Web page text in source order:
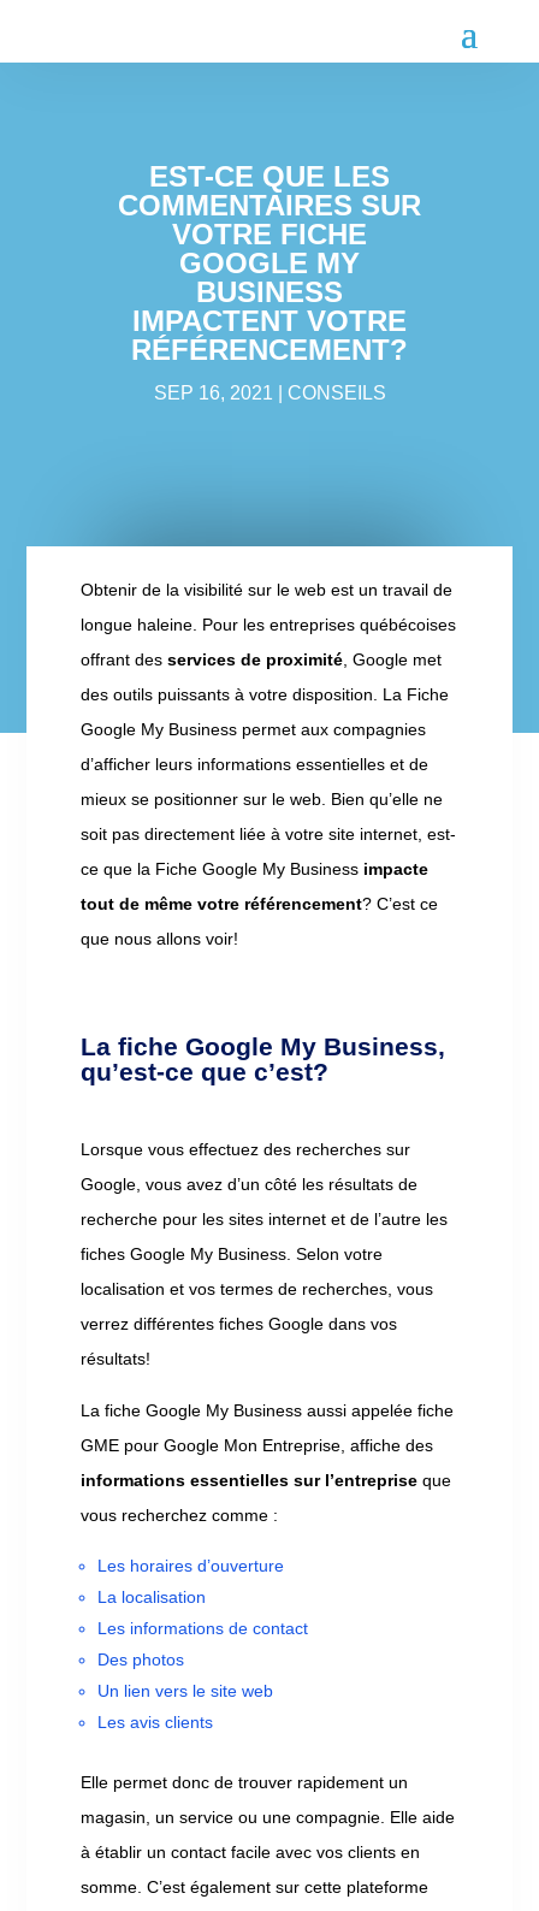
EST-CE QUE LES
COMMENTAIRES SUR
VOTRE FICHE
GOOGLE MY
BUSINESS
IMPACTENT VOTRE
RÉFÉRENCEMENT?
SEP 16, 2021 CONSEILS
Obtenir de la visibilité sur le web est un travail de
longue haleine. Pour les entreprises québécoises
offrant desservices de proximité, Google met
des outils puissants à votre disposition. La Fiche
Google My Business permet aux compagnies
d’afficher leurs informations essentielles et de
mieux se positionner sur le web. Bien qu’elle ne
soit pas directement liée à votre site internet, est-
ce que la Fiche Google My Business impacte
tout de même votre référencement? C’est ce
que nous allons voir!
La fiche Google My Business,
qu’est-ce que c’est?
Lorsque vous effectuez des recherches sur
Google, vous avez d’un côté les résultats de
recherche pour les sites internet et de l’autre les
fiches Google My Business. Selon votre
localisation et vos termes de recherches, vous
verrez différentes fiches Google dans vos
résultats!
La fiche Google My Business aussi appelée fiche
GME pour Google Mon Entreprise, affiche des
informations essentielles sur l’entreprise que
vous recherchez comme :
Les horaires d’ouverture
La localisation
Les informations de contact
Des photos
Un lien vers le site web
Les avis clients
Elle permet donc de trouver rapidement un
magasin, un service ou une compagnie. Elle aide
à établir un contact facile avec vos clients en
somme. C’est également sur cette plateforme